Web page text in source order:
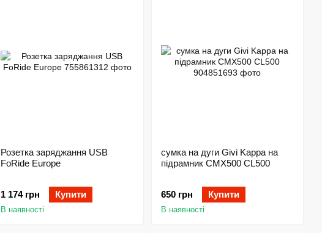
Розетка заряджання USB
FoRide Europe
1 174 грн Купити
В наявності
сумка на дуги Givi Kappa на
підрамник CMX500 CL500
650 грн Купити
В наявності